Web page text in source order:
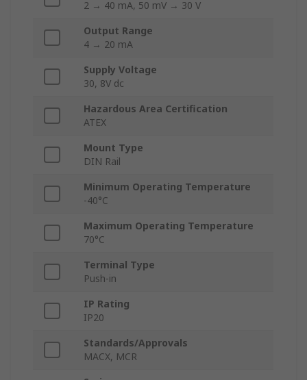
2 → 40 mA, 50 mV → 30 V
Output Range
4 → 20 mA
Supply Voltage
30, 8V dc
Hazardous Area Certification
ATEX
Mount Type
DIN Rail
Minimum Operating Temperature
-40°C
Maximum Operating Temperature
70°C
Terminal Type
Push-in
IP Rating
IP20
Standards/Approvals
MACX, MCR